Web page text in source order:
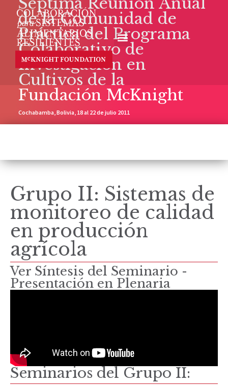
de la Comunidad de
Práctica del Programa
Colaborativo de
Investigación en
Cultivos de la
Fundación McKnight
Cochabamba, Bolivia, 18 al 22 de julio 2011
Grupo II: Sistemas de
monitoreo de calidad
en producción
agrícola
Ver Síntesis del Seminario -
Presentación en Plenaria
Seminarios del Grupo II: